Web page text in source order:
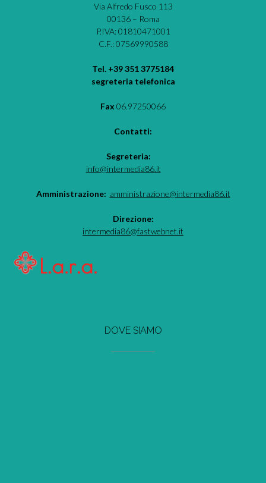
Via Alfredo Fusco 113
00136 – Roma
P.IVA: 01810471001
C.F.: 07569990588
Tel. +39 351 3775184
segreteria telefonica
Fax 06.97250066
Contatti:
Segreteria:
info@intermedia86.it
Amministrazione: amministrazione@intermedia86.it
Direzione:
intermedia86@fastwebnet.it
DOVE SIAMO